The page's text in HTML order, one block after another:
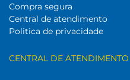
Compra segura
Central de atendimento
Politica de privacidade
CENTRAL DE ATENDIMENTO